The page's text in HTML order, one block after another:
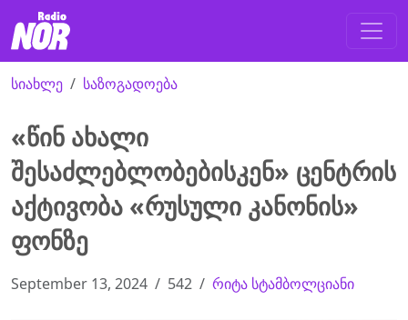
სიახლე საზოგადოება
«წინ ახალი
შესაძლებლობებისკენ» ცენტრის
აქტივობა «რუსული კანონის»
ფონზე
September 13, 2024 542 რიტა სტამბოლციანი